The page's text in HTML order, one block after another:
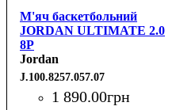
М'яч баскетбольний
JORDAN ULTIMATE 2.0
8P
Jordan
J.100.8257.057.07
1 890.00грн